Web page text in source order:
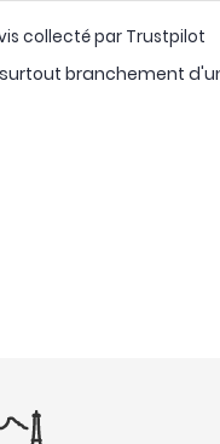
collecté par Trustpilot
branchement